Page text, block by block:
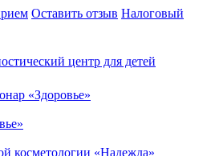
Оставить отзыв Налоговый
центр для детей
«Здоровье»
косметологии «Надежда»